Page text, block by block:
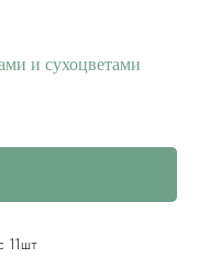
и сухоцветами
11шт